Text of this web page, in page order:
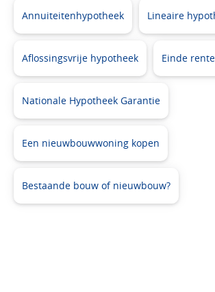
Annuiteitenhypotheek Lineaire
Aflossingsvrije hypotheek Einde
Nationale Hypotheek Garantie
Een nieuwbouwwoning kopen
Bestaande bouw of nieuwbouw?